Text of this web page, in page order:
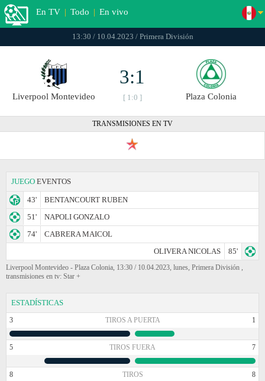
En TV | Todo | En vivo
13:30 / 10.04.2023 / Primera División
Liverpool Montevideo
3:1
[ 1:0 ] Plaza Colonia
TRANSMISIONES EN TV
JUEGO EVENTOS
43'
BENTANCOURT RUBEN
51'
NAPOLI GONZALO
74'
CABRERA MAICOL
OLIVERA NICOLAS
85'
Liverpool Montevideo - Plaza Colonia, 13:30 / 10.04.2023, lunes, Primera División ,
transmisiones en tv: Star +
ESTADÍSTICAS
3 TIROS A PUERTA 1
5 TIROS FUERA 7
8 TIROS 8